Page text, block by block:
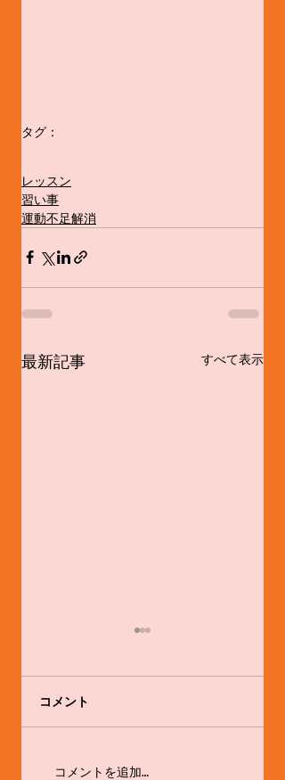
タグ：
レッスン
習い事
運動不足解消
最新記事 すべて表示
感心と戒め
コメント
コメントを追加…